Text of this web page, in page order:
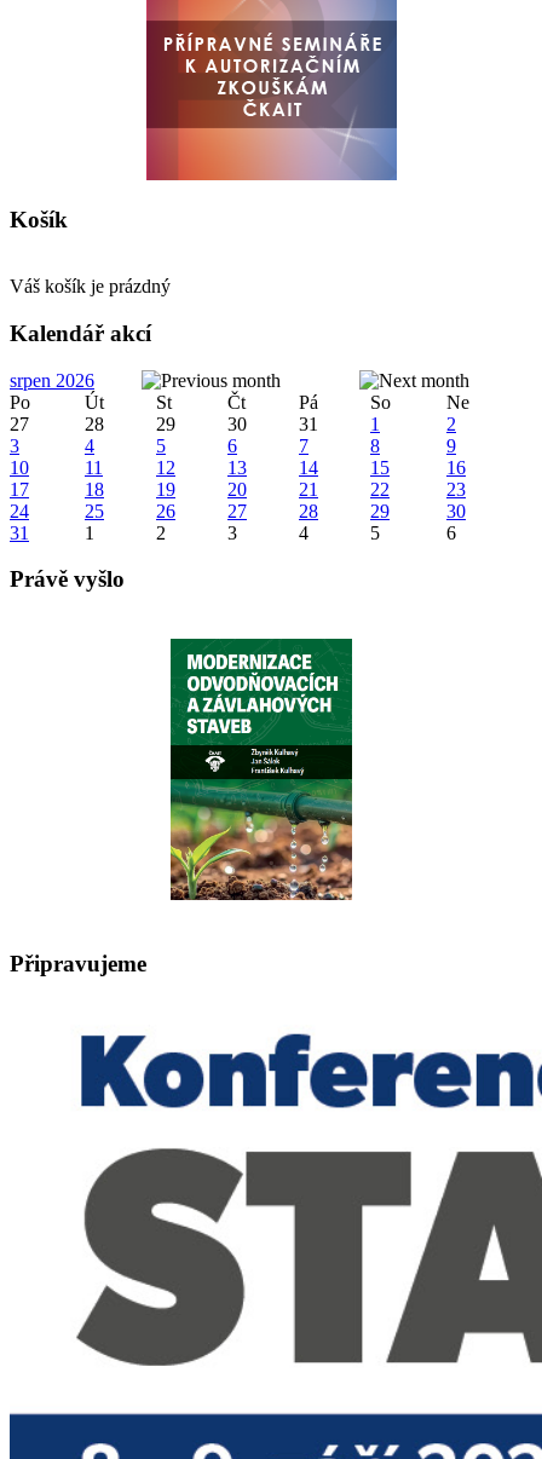
Košík
Váš košík je prázdný
Kalendář akcí
srpen 2026
Po
Út St Čt Pá So
Ne
27
28 29 30 31 1
2
3
4 5 6 7 8
9
10
11 12 13 14 15
16
17
18 19 20 21 22
23
24
25 26 27 28 29
30
31
1 2 3 4 5 6
Právě vyšlo
Připravujeme